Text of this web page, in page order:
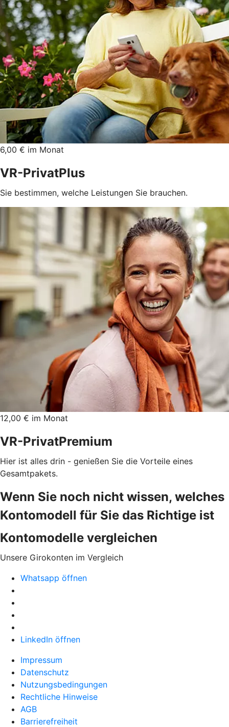
6,00 € im Monat
VR-PrivatPlus
Sie bestimmen, welche Leistungen Sie brauchen.
12,00 € im Monat
VR-PrivatPremium
Hier ist alles drin - genießen Sie die Vorteile eines
Gesamtpakets.
Wenn Sie noch nicht wissen, welches
Kontomodell für Sie das Richtige ist
Kontomodelle vergleichen
Unsere Girokonten im Vergleich
Whatsapp öffnen
LinkedIn öffnen
Impressum
Datenschutz
Nutzungsbedingungen
Rechtliche Hinweise
AGB
Barrierefreiheit